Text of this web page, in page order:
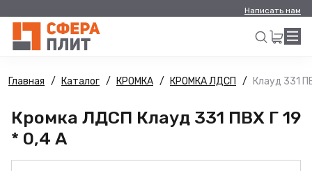
Написать нам
Искать
Главная Каталог КРОМКА КРОМКА ЛДСП Клауд 331
Кромка ЛДСП Клауд 331 ПВХ Г 19
* 0,4 А